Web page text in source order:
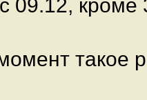
09.12, кроме
такое